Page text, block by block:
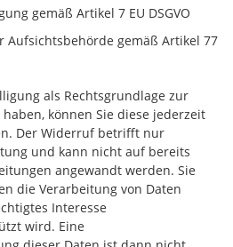
gemäß Artikel 7 EU DSGVO
Aufsichtsbehörde gemäß Artikel 77
als Rechtsgrundlage zur
können Sie diese jederzeit
Der Widerruf betrifft nur
und kann nicht auf bereits
angewandt werden. Sie
die Verarbeitung von Daten
Interesse
wird. Eine